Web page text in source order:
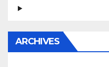
ARCHIVES